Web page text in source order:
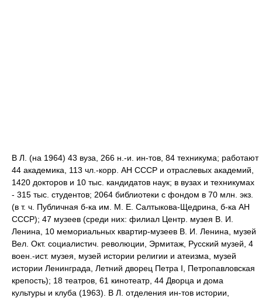
В Л. (на 1964) 43 вуза, 266 н.-и. ин-тов, 84 техникума; работают
44 академика, 113 чл.-корр. АН СССР и отраслевых академий,
1420 докторов и 10 тыс. кандидатов наук; в вузах и техникумах
- 315 тыс. студентов; 2064 библиотеки с фондом в 70 млн. экз.
(в т. ч. Публичная б-ка им. М. Е. Салтыкова-Щедрина, б-ка АН
СССР); 47 музеев (среди них: филиал Центр. музея В. И.
Ленина, 10 мемориальных квартир-музеев В. И. Ленина, музей
Вел. Окт. социалистич. революции, Эрмитаж, Русский музей, 4
воен.-ист. музея, музей истории религии и атеизма, музей
истории Ленинграда, Летний дворец Петра I, Петропавловская
крепость); 18 театров, 61 кинотеатр, 44 Дворца и дома
культуры и клуба (1963). В Л. отделения ин-тов истории,